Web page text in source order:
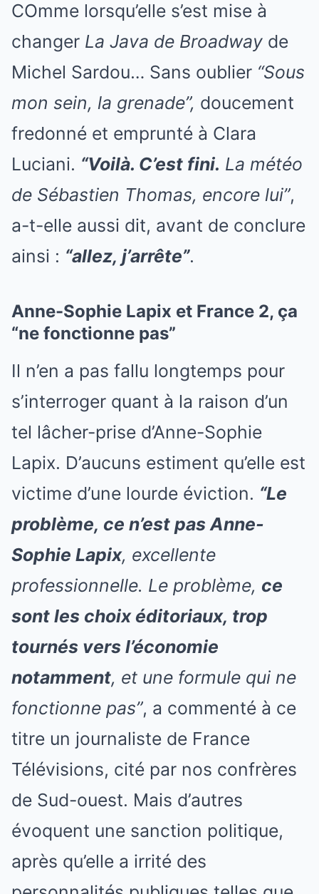
COmme lorsqu’elle s’est mise à
changer La Java de Broadway de
Michel Sardou… Sans oublier “Sous
mon sein, la grenade”, doucement
fredonné et emprunté à Clara
Luciani. “Voilà. C’est fini. La météo
de Sébastien Thomas, encore lui”,
a-t-elle aussi dit, avant de conclure
ainsi : “allez, j’arrête”.
Anne-Sophie Lapix et France 2, ça
“ne fonctionne pas”
Il n’en a pas fallu longtemps pour
s’interroger quant à la raison d’un
tel lâcher-prise d’Anne-Sophie
Lapix. D’aucuns estiment qu’elle est
victime d’une lourde éviction. “Le
problème, ce n’est pas Anne-
Sophie Lapix, excellente
professionnelle. Le problème, ce
sont les choix éditoriaux, trop
tournés vers l’économie
notamment, et une formule qui ne
fonctionne pas”, a commenté à ce
titre un journaliste de France
Télévisions, cité par nos confrères
de Sud-ouest. Mais d’autres
évoquent une sanction politique,
après qu’elle a irrité des